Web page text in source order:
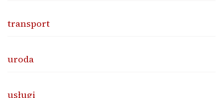
transport
uroda
usługi